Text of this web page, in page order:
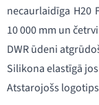
necaurlaidīga H20
10 000 mm un
DWR ūdeni
Silikona elastīgā
Atstarojošs